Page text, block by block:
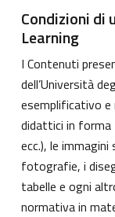
Condizioni
Learning
I Contenuti
dell’Università
esemplificativo
didattici in
ecc.), le
fotografie, i
tabelle e ogni
normativa in